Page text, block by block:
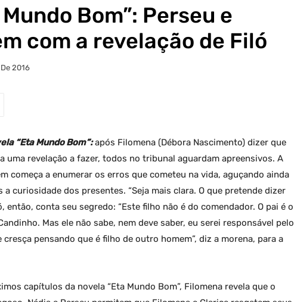
Bom”: Perseu e
com a revelação de Filó
2016
“Eta Mundo Bom”:após Filomena (Débora Nascimento) dizer que
uma revelação a fazer, todos no tribunal aguardam apreensivos. A
começa a enumerar os erros que cometeu na vida, aguçando ainda
a curiosidade dos presentes. “Seja mais clara. O que pretende dizer
então, conta seu segredo: “Este filho não é do comendador. O pai é o
Mas ele não sabe, nem deve saber, eu serei responsável pelo
pensando que é filho de outro homem”, diz a morena, para a
capítulos da novela “Eta Mundo Bom”, Filomena revela que o